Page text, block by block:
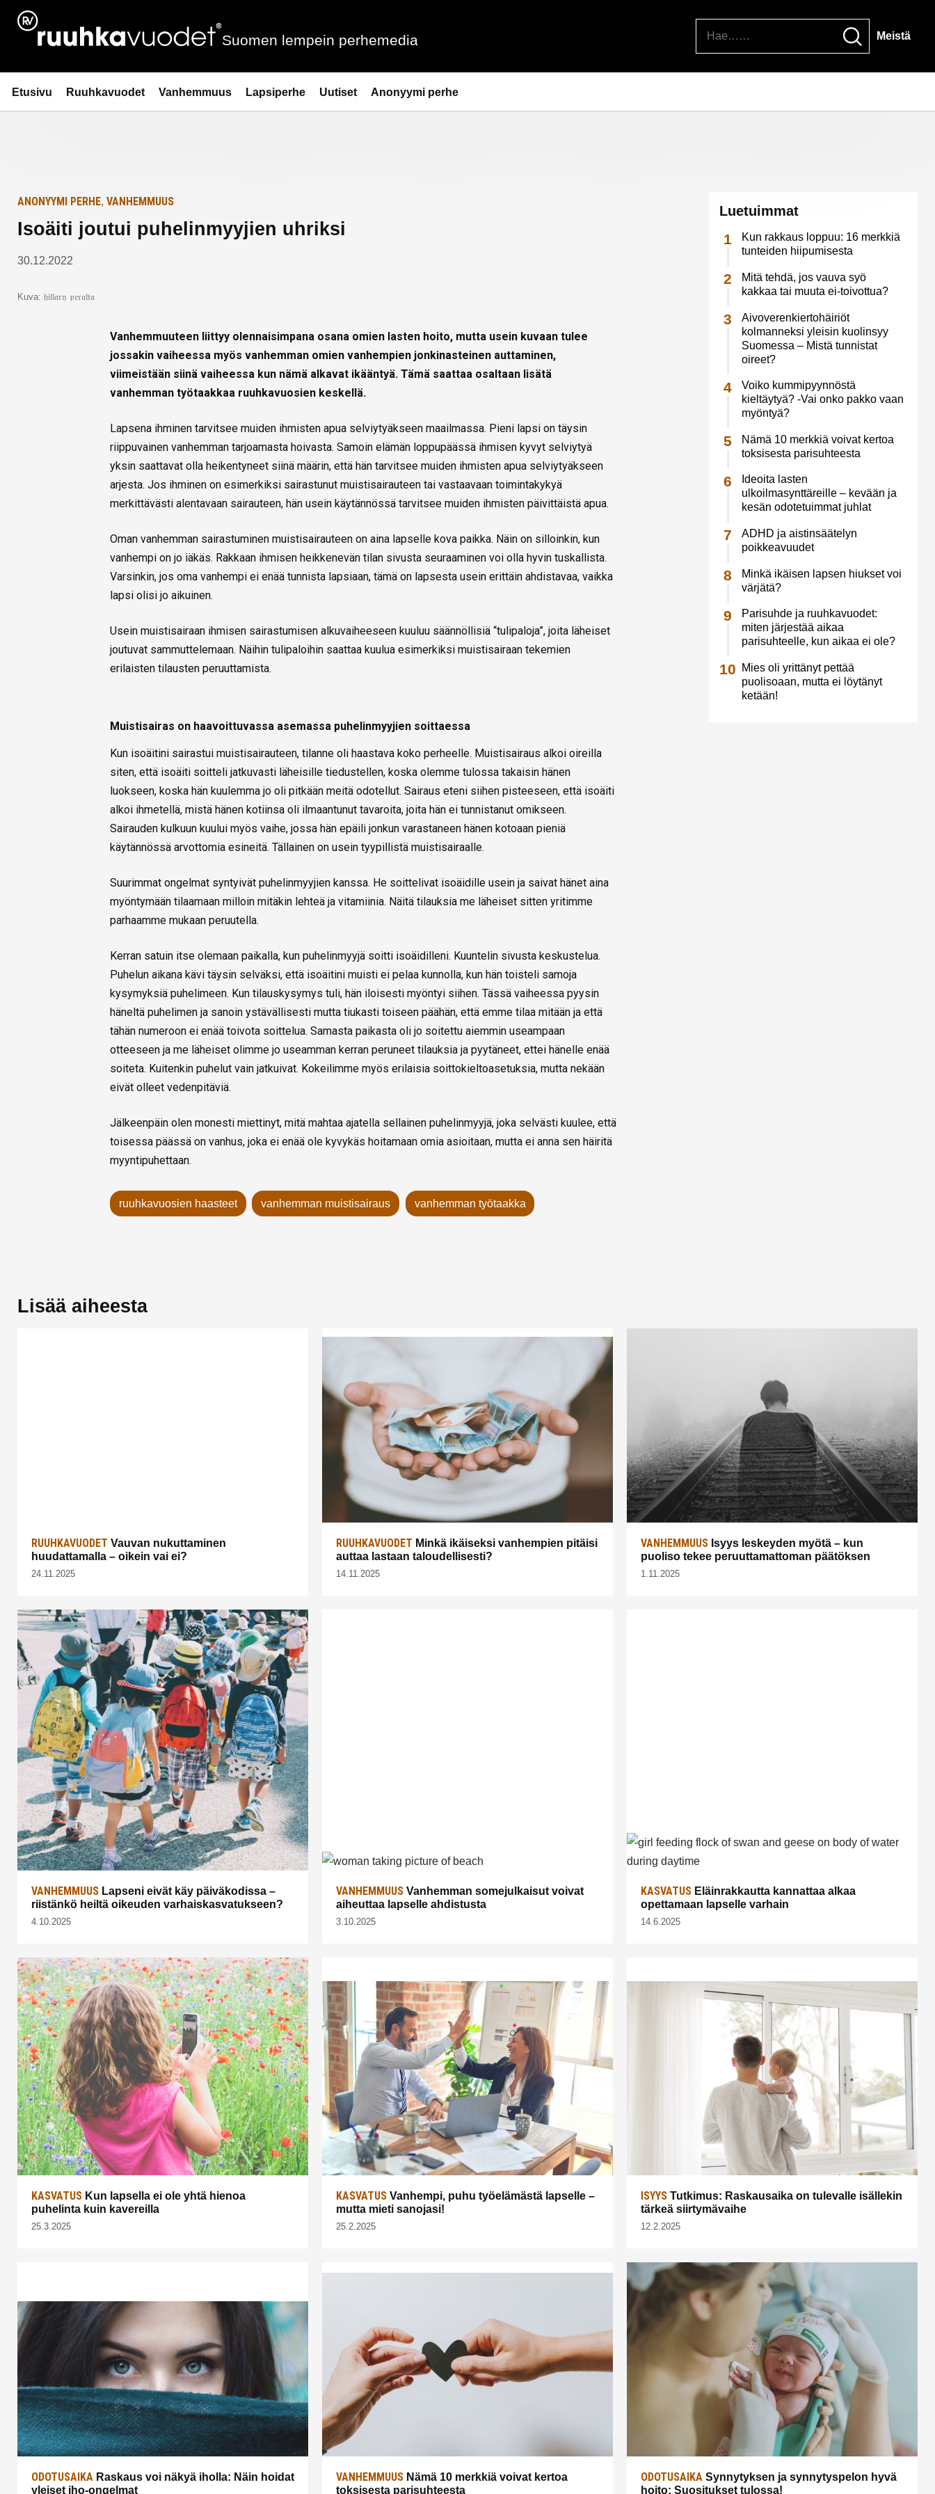
Siirry
sisältöön
Ruuhkavuodet.fi
Suomen lempein perhemedia Meistä
Etusivu Ruuhkavuodet Vanhemmuus Lapsiperhe Uutiset Anonyymi perhe
Etusivulle
ANONYYMI PERHE, VANHEMMUUS
Isoäiti joutui puhelinmyyjien uhriksi
30.12.2022
Kuva: 𝔥𝔦𝔩𝔩𝔞𝔯𝔶 𝔭𝔢𝔯𝔞𝔩𝔱𝔞
Vanhemmuuteen liittyy olennaisimpana osana omien lasten hoito, mutta usein kuvaan tulee
jossakin vaiheessa myös vanhemman omien vanhempien jonkinasteinen auttaminen,
viimeistään siinä vaiheessa kun nämä alkavat ikääntyä. Tämä saattaa osaltaan lisätä
vanhemman työtaakkaa ruuhkavuosien keskellä.
Lapsena ihminen tarvitsee muiden ihmisten apua selviytyäkseen maailmassa. Pieni lapsi on täysin
riippuvainen vanhemman tarjoamasta hoivasta. Samoin elämän loppupäässä ihmisen kyvyt selviytyä
yksin saattavat olla heikentyneet siinä määrin, että hän tarvitsee muiden ihmisten apua selviytyäkseen
arjesta. Jos ihminen on esimerkiksi sairastunut muistisairauteen tai vastaavaan toimintakykyä
merkittävästi alentavaan sairauteen, hän usein käytännössä tarvitsee muiden ihmisten päivittäistä apua.
Oman vanhemman sairastuminen muistisairauteen on aina lapselle kova paikka. Näin on silloinkin, kun
vanhempi on jo iäkäs. Rakkaan ihmisen heikkenevän tilan sivusta seuraaminen voi olla hyvin tuskallista.
Varsinkin, jos oma vanhempi ei enää tunnista lapsiaan, tämä on lapsesta usein erittäin ahdistavaa, vaikka
lapsi olisi jo aikuinen.
Usein muistisairaan ihmisen sairastumisen alkuvaiheeseen kuuluu säännöllisiä “tulipaloja”, joita läheiset
joutuvat sammuttelemaan. Näihin tulipaloihin saattaa kuulua esimerkiksi muistisairaan tekemien
erilaisten tilausten peruuttamista.
Muistisairas on haavoittuvassa asemassa puhelinmyyjien soittaessa
Kun isoäitini sairastui muistisairauteen, tilanne oli haastava koko perheelle. Muistisairaus alkoi oireilla
siten, että isoäiti soitteli jatkuvasti läheisille tiedustellen, koska olemme tulossa takaisin hänen
luokseen, koska hän kuulemma jo oli pitkään meitä odotellut. Sairaus eteni siihen pisteeseen, että isoäiti
alkoi ihmetellä, mistä hänen kotiinsa oli ilmaantunut tavaroita, joita hän ei tunnistanut omikseen.
Sairauden kulkuun kuului myös vaihe, jossa hän epäili jonkun varastaneen hänen kotoaan pieniä
käytännössä arvottomia esineitä. Tällainen on usein tyypillistä muistisairaalle.
Suurimmat ongelmat syntyivät puhelinmyyjien kanssa. He soittelivat isoäidille usein ja saivat hänet aina
myöntymään tilaamaan milloin mitäkin lehteä ja vitamiinia. Näitä tilauksia me läheiset sitten yritimme
parhaamme mukaan peruutella.
Kerran satuin itse olemaan paikalla, kun puhelinmyyjä soitti isoäidilleni. Kuuntelin sivusta keskustelua.
Puhelun aikana kävi täysin selväksi, että isoäitini muisti ei pelaa kunnolla, kun hän toisteli samoja
kysymyksiä puhelimeen. Kun tilauskysymys tuli, hän iloisesti myöntyi siihen. Tässä vaiheessa pyysin
häneltä puhelimen ja sanoin ystävällisesti mutta tiukasti toiseen päähän, että emme tilaa mitään ja että
tähän numeroon ei enää toivota soittelua. Samasta paikasta oli jo soitettu aiemmin useampaan
otteeseen ja me läheiset olimme jo useamman kerran peruneet tilauksia ja pyytäneet, ettei hänelle enää
soiteta. Kuitenkin puhelut vain jatkuivat. Kokeilimme myös erilaisia soittokieltoasetuksia, mutta nekään
eivät olleet vedenpitäviä.
Jälkeenpäin olen monesti miettinyt, mitä mahtaa ajatella sellainen puhelinmyyjä, joka selvästi kuulee, että
toisessa päässä on vanhus, joka ei enää ole kyvykäs hoitamaan omia asioitaan, mutta ei anna sen häiritä
myyntipuhettaan.
ruuhkavuosien haasteet vanhemman muistisairaus vanhemman työtaakka
Luetuimmat
Kun rakkaus loppuu: 16 merkkiä
tunteiden hiipumisesta
Mitä tehdä, jos vauva syö
kakkaa tai muuta ei-toivottua?
Aivoverenkiertohäiriöt
kolmanneksi yleisin kuolinsyy
Suomessa – Mistä tunnistat
oireet?
Voiko kummipyynnöstä
kieltäytyä? -Vai onko pakko vaan
myöntyä?
Nämä 10 merkkiä voivat kertoa
toksisesta parisuhteesta
Ideoita lasten
ulkoilmasynttäreille – kevään ja
kesän odotetuimmat juhlat
ADHD ja aistinsäätelyn
poikkeavuudet
Minkä ikäisen lapsen hiukset voi
värjätä?
Parisuhde ja ruuhkavuodet:
miten järjestää aikaa
parisuhteelle, kun aikaa ei ole?
Mies oli yrittänyt pettää
puolisoaan, mutta ei löytänyt
ketään!
Lisää aiheesta
RUUHKAVUODET Vauvan nukuttaminen
huudattamalla – oikein vai ei?
24.11.2025
RUUHKAVUODET Minkä ikäiseksi vanhempien pitäisi
auttaa lastaan taloudellisesti?
14.11.2025
VANHEMMUUS Isyys leskeyden myötä – kun
puoliso tekee peruuttamattoman päätöksen
1.11.2025
VANHEMMUUS Lapseni eivät käy päiväkodissa –
riistänkö heiltä oikeuden varhaiskasvatukseen?
4.10.2025
VANHEMMUUS Vanhemman somejulkaisut voivat
aiheuttaa lapselle ahdistusta
3.10.2025
KASVATUS Eläinrakkautta kannattaa alkaa
opettamaan lapselle varhain
14.6.2025
KASVATUS Kun lapsella ei ole yhtä hienoa
puhelinta kuin kavereilla
25.3.2025
KASVATUS Vanhempi, puhu työelämästä lapselle –
mutta mieti sanojasi!
25.2.2025
ISYYS Tutkimus: Raskausaika on tulevalle isällekin
tärkeä siirtymävaihe
12.2.2025
ODOTUSAIKA Raskaus voi näkyä iholla: Näin hoidat
yleiset iho-ongelmat
VANHEMMUUS Nämä 10 merkkiä voivat kertoa
toksisesta parisuhteesta
ODOTUSAIKA Synnytyksen ja synnytyspelon hyvä
hoito: Suositukset tulossa!